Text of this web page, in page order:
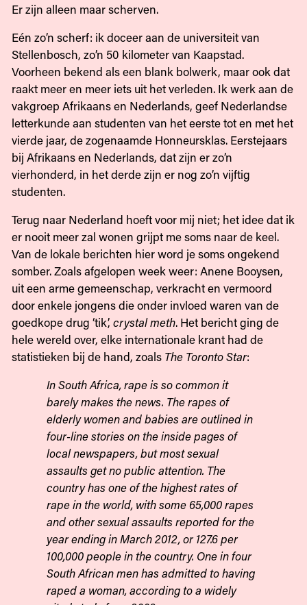
Er zijn alleen maar scherven.
Eén zo’n scherf: ik doceer aan de universiteit van
Stellenbosch, zo’n 50 kilometer van Kaapstad.
Voorheen bekend als een blank bolwerk, maar ook dat
raakt meer en meer iets uit het verleden. Ik werk aan de
vakgroep Afrikaans en Nederlands, geef Nederlandse
letterkunde aan studenten van het eerste tot en met het
vierde jaar, de zogenaamde Honneursklas. Eerstejaars
bij Afrikaans en Nederlands, dat zijn er zo’n
vierhonderd, in het derde zijn er nog zo’n vijftig
studenten.
Terug naar Nederland hoeft voor mij niet; het idee dat ik
er nooit meer zal wonen grijpt me soms naar de keel.
Van de lokale berichten hier word je soms ongekend
somber. Zoals afgelopen week weer: Anene Booysen,
uit een arme gemeenschap, verkracht en vermoord
door enkele jongens die onder invloed waren van de
goedkope drug ‘tik’, crystal meth. Het bericht ging de
hele wereld over, elke internationale krant had de
statistieken bij de hand, zoals The Toronto Star:
In South Africa, rape is so common it
barely makes the news. The rapes of
elderly women and babies are outlined in
four-line stories on the inside pages of
local newspapers, but most sexual
assaults get no public attention. The
country has one of the highest rates of
rape in the world, with some 65,000 rapes
and other sexual assaults reported for the
year ending in March 2012, or 127.6 per
100,000 people in the country. One in four
South African men has admitted to having
raped a woman, according to a widely